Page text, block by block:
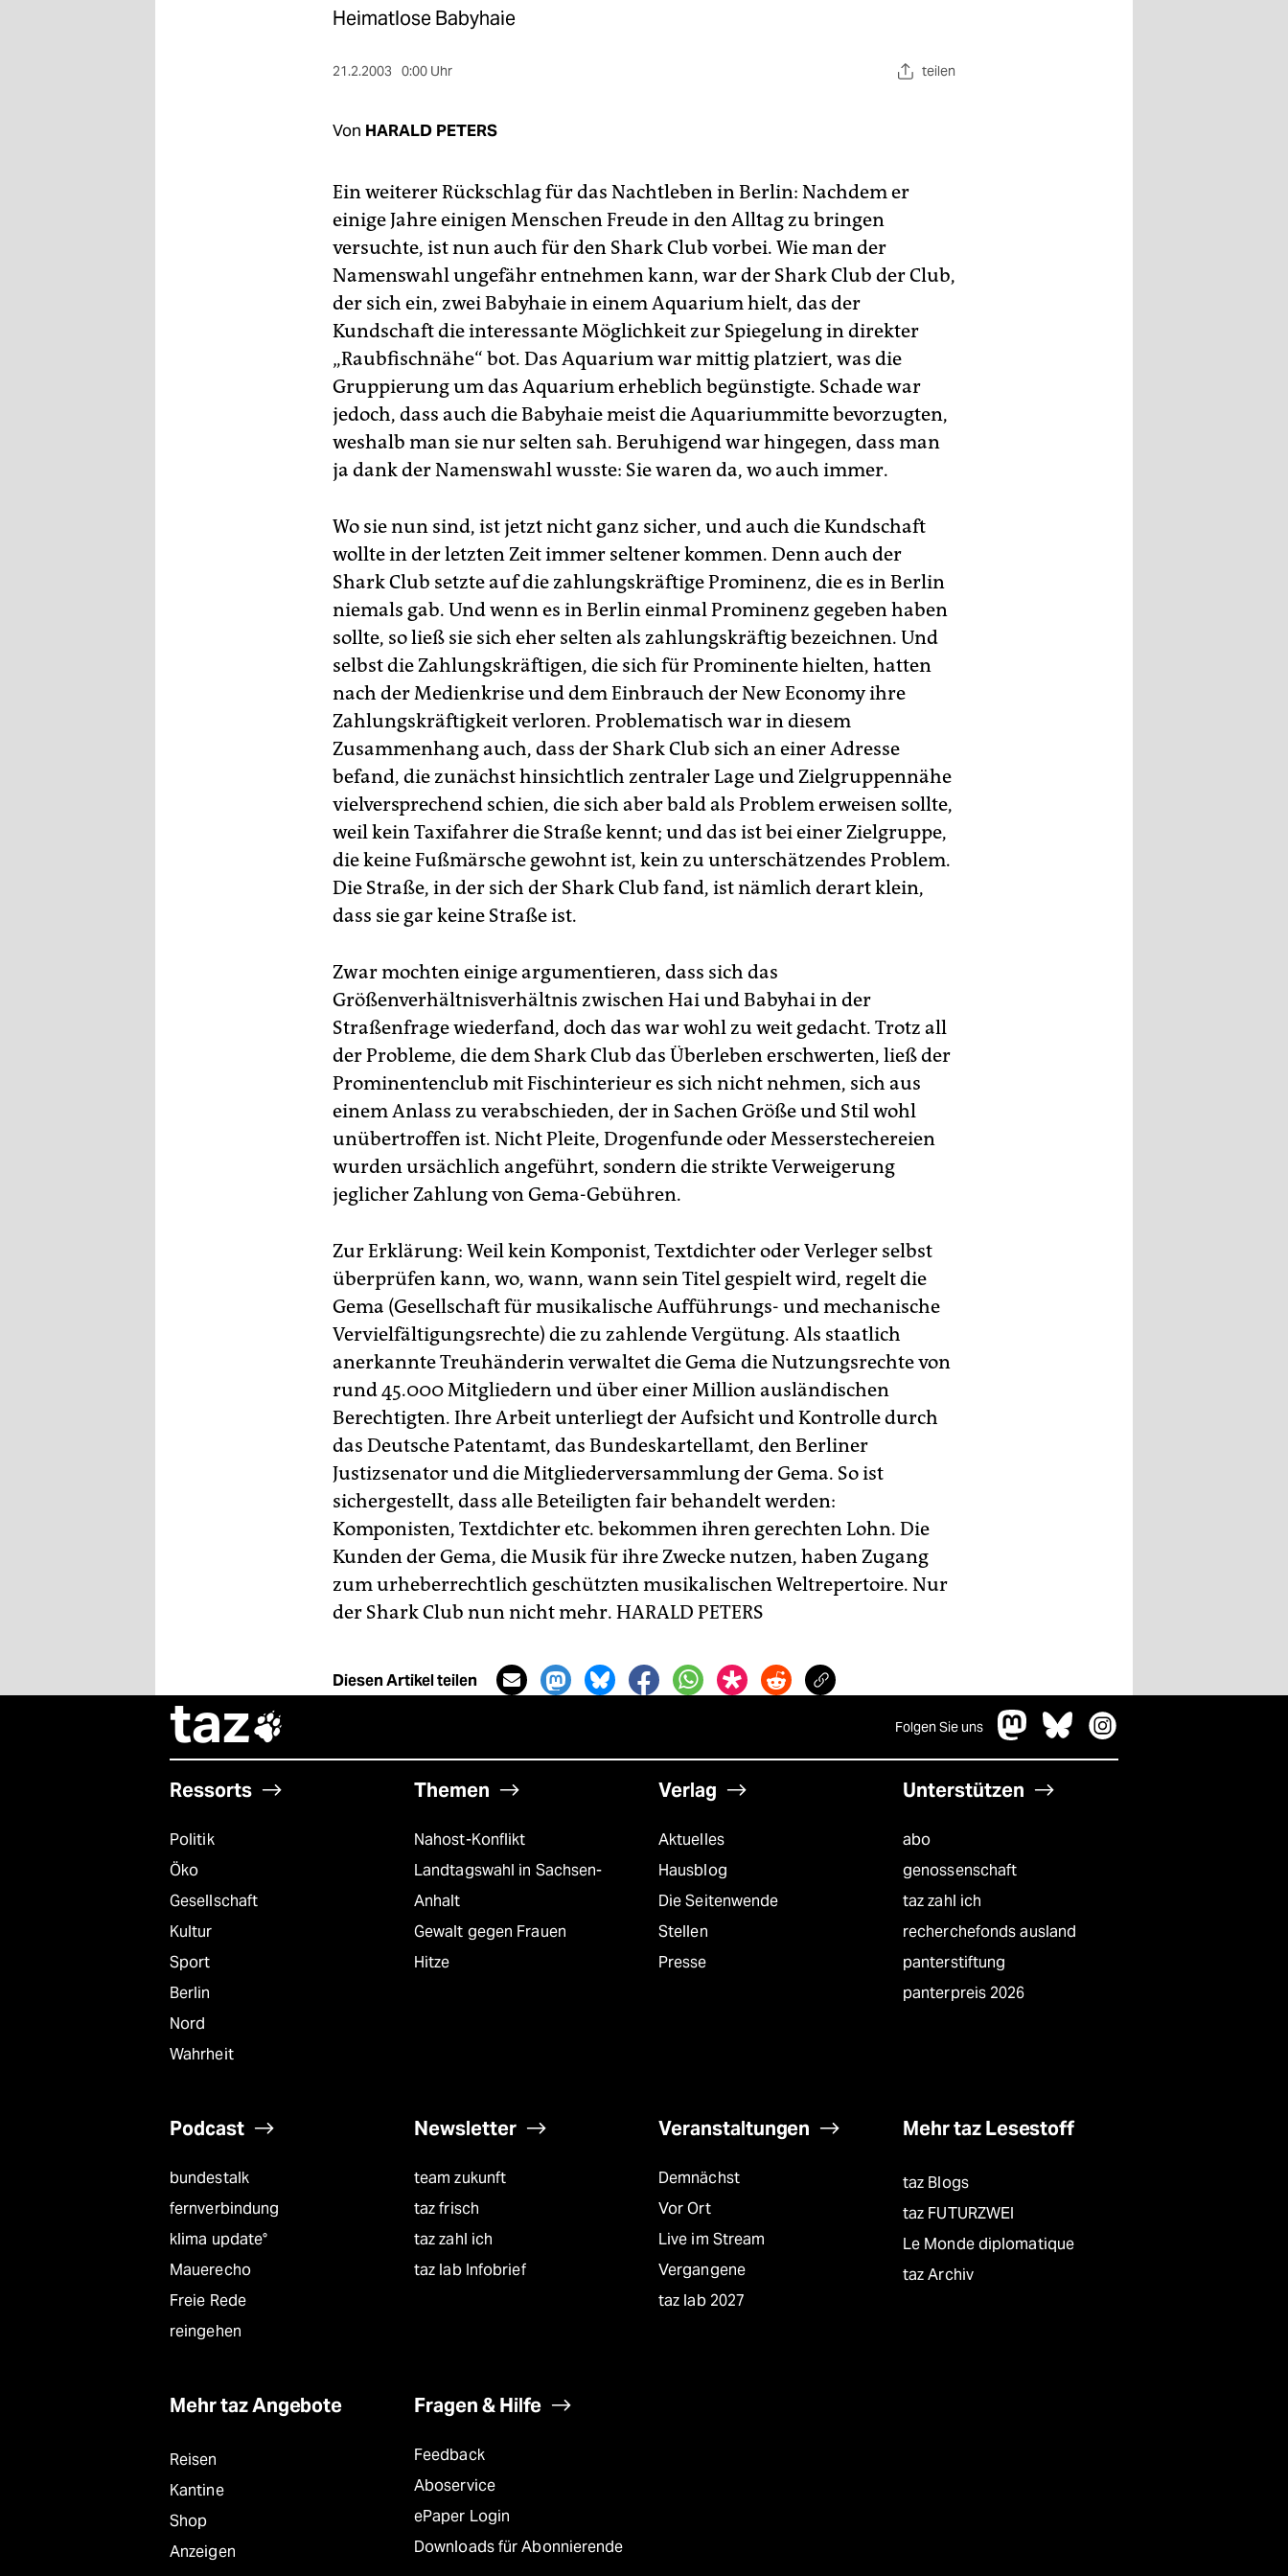
Heimatlose Babyhaie
21.2.2003 0:00 Uhr teilen
Von HARALD PETERS
Ein weiterer Rückschlag für das Nachtleben in Berlin: Nachdem er
einige Jahre einigen Menschen Freude in den Alltag zu bringen
versuchte, ist nun auch für den Shark Club vorbei. Wie man der
Namenswahl ungefähr entnehmen kann, war der Shark Club der Club,
der sich ein, zwei Babyhaie in einem Aquarium hielt, das der
Kundschaft die interessante Möglichkeit zur Spiegelung in direkter
„Raubfischnähe“ bot. Das Aquarium war mittig platziert, was die
Gruppierung um das Aquarium erheblich begünstigte. Schade war
jedoch, dass auch die Babyhaie meist die Aquariummitte bevorzugten,
weshalb man sie nur selten sah. Beruhigend war hingegen, dass man
ja dank der Namenswahl wusste: Sie waren da, wo auch immer.
Wo sie nun sind, ist jetzt nicht ganz sicher, und auch die Kundschaft
wollte in der letzten Zeit immer seltener kommen. Denn auch der
Shark Club setzte auf die zahlungskräftige Prominenz, die es in Berlin
niemals gab. Und wenn es in Berlin einmal Prominenz gegeben haben
sollte, so ließ sie sich eher selten als zahlungskräftig bezeichnen. Und
selbst die Zahlungskräftigen, die sich für Prominente hielten, hatten
nach der Medienkrise und dem Einbrauch der New Economy ihre
Zahlungskräftigkeit verloren. Problematisch war in diesem
Zusammenhang auch, dass der Shark Club sich an einer Adresse
befand, die zunächst hinsichtlich zentraler Lage und Zielgruppennähe
vielversprechend schien, die sich aber bald als Problem erweisen sollte,
weil kein Taxifahrer die Straße kennt; und das ist bei einer Zielgruppe,
die keine Fußmärsche gewohnt ist, kein zu unterschätzendes Problem.
Die Straße, in der sich der Shark Club fand, ist nämlich derart klein,
dass sie gar keine Straße ist.
Zwar mochten einige argumentieren, dass sich das
Größenverhältnisverhältnis zwischen Hai und Babyhai in der
Straßenfrage wiederfand, doch das war wohl zu weit gedacht. Trotz all
der Probleme, die dem Shark Club das Überleben erschwerten, ließ der
Prominentenclub mit Fischinterieur es sich nicht nehmen, sich aus
einem Anlass zu verabschieden, der in Sachen Größe und Stil wohl
unübertroffen ist. Nicht Pleite, Drogenfunde oder Messerstechereien
wurden ursächlich angeführt, sondern die strikte Verweigerung
jeglicher Zahlung von Gema-Gebühren.
Zur Erklärung: Weil kein Komponist, Textdichter oder Verleger selbst
überprüfen kann, wo, wann, wann sein Titel gespielt wird, regelt die
Gema (Gesellschaft für musikalische Aufführungs- und mechanische
Vervielfältigungsrechte) die zu zahlende Vergütung. Als staatlich
anerkannte Treuhänderin verwaltet die Gema die Nutzungsrechte von
rund 45.000 Mitgliedern und über einer Million ausländischen
Berechtigten. Ihre Arbeit unterliegt der Aufsicht und Kontrolle durch
das Deutsche Patentamt, das Bundeskartellamt, den Berliner
Justizsenator und die Mitgliederversammlung der Gema. So ist
sichergestellt, dass alle Beteiligten fair behandelt werden:
Komponisten, Textdichter etc. bekommen ihren gerechten Lohn. Die
Kunden der Gema, die Musik für ihre Zwecke nutzen, haben Zugang
zum urheberrechtlich geschützten musikalischen Weltrepertoire. Nur
der Shark Club nun nicht mehr. HARALD PETERS
Diesen Artikel teilen
taz Folgen Sie uns
Ressorts
Politik
Öko
Gesellschaft
Kultur
Sport
Berlin
Nord
Wahrheit
Themen
Nahost-Konflikt
Landtagswahl in Sachsen-
Anhalt
Gewalt gegen Frauen
Hitze
Verlag
Aktuelles
Hausblog
Die Seitenwende
Stellen
Presse
Unterstützen
abo
genossenschaft
taz zahl ich
recherchefonds ausland
panterstiftung
panterpreis 2026
Podcast
bundestalk
fernverbindung
klima update°
Mauerecho
Freie Rede
reingehen
Newsletter
team zukunft
taz frisch
taz zahl ich
taz lab Infobrief
Veranstaltungen
Demnächst
Vor Ort
Live im Stream
Vergangene
taz lab 2027
Mehr taz Lesestoff
taz Blogs
taz FUTURZWEI
Le Monde diplomatique
taz Archiv
Mehr taz Angebote
Reisen
Kantine
Shop
Anzeigen
Fragen & Hilfe
Feedback
Aboservice
ePaper Login
Downloads für Abonnierende